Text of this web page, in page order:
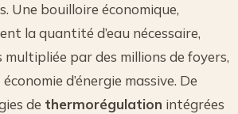
Une bouilloire économique,
la quantité d’eau nécessaire,
multipliée par des millions de foyers,
d’énergie massive. De
de thermorégulation intégrées